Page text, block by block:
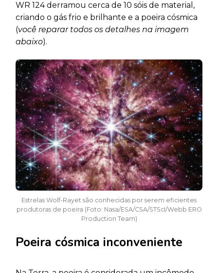
WR 124 derramou cerca de 10 sóis de material,
criando o gás frio e brilhante e a poeira cósmica
(você reparar todos os detalhes na imagem
abaixo).
Estrelas Wolf-Rayet são conhecidas por serem eficientes
produtoras de poeira (Foto: Nasa/ESA/CSA/STScI/Webb ERO
Production Team)
Poeira cósmica inconveniente